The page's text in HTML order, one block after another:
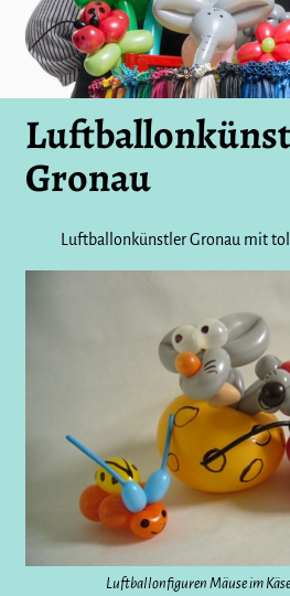
Gronau
Luftballonkünstler Gronau mit
Luftballonfiguren Mäuse im